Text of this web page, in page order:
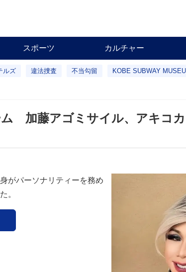
スポーツ カルチャー
ルズ 違法捜査 不当勾留 KOBE SUBWAY
加藤アゴミサイル、アキコ
がパーソナリティーを務め
。